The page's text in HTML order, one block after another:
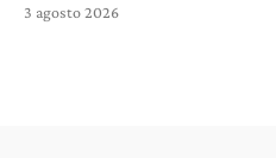
3 agosto 2026